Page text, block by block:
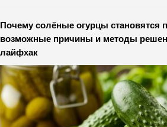
Почему солёные огурцы становятся
возможные причины и методы
лайфхак